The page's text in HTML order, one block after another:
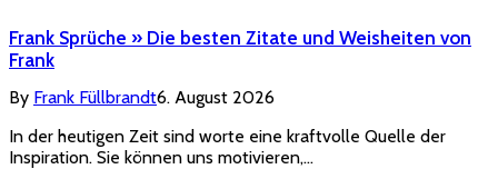
Frank Sprüche » Die besten Zitate und Weisheiten von
Frank
By Frank Füllbrandt6. August 2026
In der heutigen Zeit sind worte eine kraftvolle Quelle der
Inspiration. Sie können uns motivieren,…